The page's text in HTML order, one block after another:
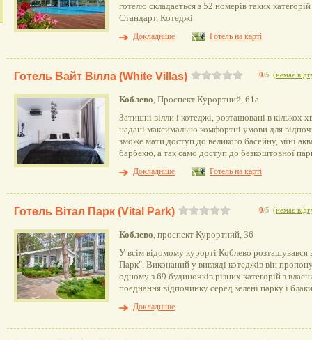
готелю складається з 52 номерів таких
Стандарт, Котеджі
Докладніше
Готель на карті
0/5 (немає
Готель Вайт Вілла (White Villas)
Коблево, Проспект Курортний, 61а
Затишні вілли і котеджі, розташовані в кількох
надані максимально комфортні умови для
зможе мати доступ до великого басейну, міні
барбекю, а так само доступ до безкоштовної
Докладніше
Готель на карті
0/5 (немає
Готель Вітал Парк (Vital Park)
Коблево, проспект Курортний, 36
У всім відомому курорті Коблево розташувався
Парк". Виконаний у вигляді котеджів він
одному з 69 будиночків різних категорій з
поєднання відпочинку серед зелені парку і
Докладніше